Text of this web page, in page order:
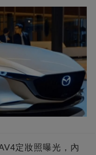
定妝照曝光，內